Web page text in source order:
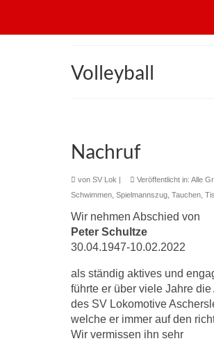
Volleyball
Nachruf
von SV Lok | Veröffentlicht in: Alle
Schwimmen Spielmannszug Tauchen
Wir nehmen Abschied von
Peter Schultze
30.04.1947-10.02.2022
als ständig aktives und
führte er über viele Jahre
des SV Lokomotive
welche er immer auf den
Wir vermissen ihn sehr